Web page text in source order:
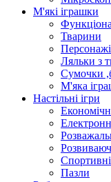
М'які іграшки
Тварини
Ляльки з
Сумочки
М'яка
Настільні ігри
Спортивні
Пазли